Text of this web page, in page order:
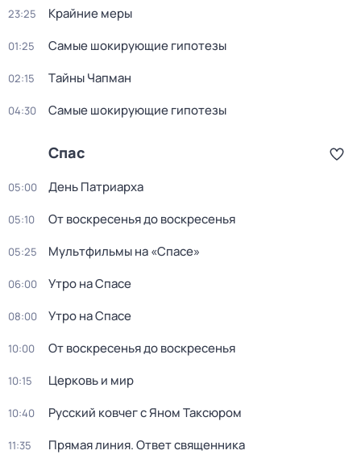
23:25 Крайние меры
01:25 Самые шoкиpующие гипотезы
02:15 Тaйны Чапман
04:30 Самые шoкиpующие гипотезы
Спас
05:00 День Патриарха
05:10 От воскресенья до воскресенья
05:25 Мультфильмы на «Спасе»
06:00 Утро на Спасе
08:00 Утро на Спасе
10:00 От воскресенья до воскресенья
10:15 Церковь и мир
10:40 Русский ковчег с Яном Таксюром
11:35 Прямая линия. Ответ священника